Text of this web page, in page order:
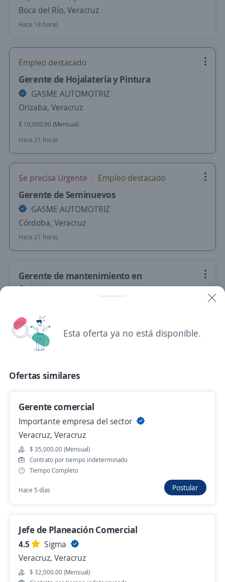
Boca del Río, Veracruz
Hace 18 horas
Empleo destacado
Gerente de Hojalatería y Pintura
GASME AUTOMOTRIZ
Orizaba, Veracruz
$ 10,000.00 (Mensual)
Hace 21 horas
Se precisa Urgente Empleo destacado
Gerente de Seminuevos
GASME AUTOMOTRIZ
Córdoba, Veracruz
Hace 21 horas
Gerente de mantenimiento en
Autotanques
Veracruz, Veracruz
Hace 21 horas
Gerente
Hace 21 horas
Se precisa Urgente
Gerente comercial Créditos por nómina
Coatzacoalcos, Veracruz
$ 18,000.00 (Mensual)
Hace 22 horas
Esta oferta ya no está disponible.
Ofertas similares
Gerente comercial
Importante empresa del sector
Veracruz, Veracruz
$ 35,000.00 (Mensual)
Contrato por tiempo indeterminado
Tiempo Completo
Hace 5 días Postular
Jefe de Planeación Comercial
4.5
Sigma
Veracruz, Veracruz
$ 32,000.00 (Mensual)